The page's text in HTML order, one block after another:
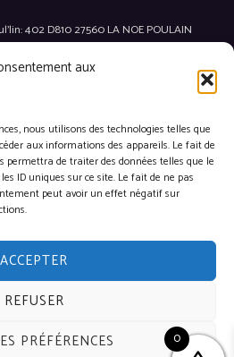
aux
nous utilisons des technologies telles que
aux informations des appareils. Le fait de
permettra de traiter des données telles que le
ID uniques sur ce site. Le fait de ne pas
peut avoir un effet négatif sur
ACCEPTER
REFUSER
PRÉFÉRENCES
402 D810 27560 LA NOE POULAIN
boutique
des artisans:
des Cordeliers
PONT-AUDEMER
: 0662454462
0